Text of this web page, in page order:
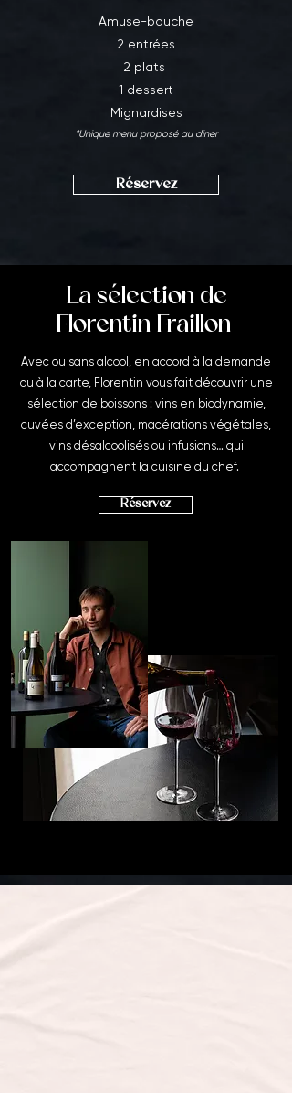
Amuse-bouche
2 entrées
2 plats
1 dessert
Mignardises
*Unique menu proposé au diner
Réservez
La sélection de
Florentin Fraillon
Avec ou sans alcool, en accord à la demande
ou à la carte, Florentin vous fait découvrir une
sélection de boissons : vins en biodynamie,
cuvées d’exception, macérations végétales,
vins désalcoolisés ou infusions… qui
accompagnent la cuisine du chef.
Réservez